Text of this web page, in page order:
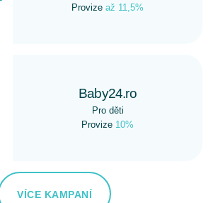
Provize až 11,5%
Baby24.ro
Pro děti
Provize 10%
VÍCE KAMPANÍ